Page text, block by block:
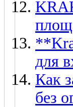
для
Как
без